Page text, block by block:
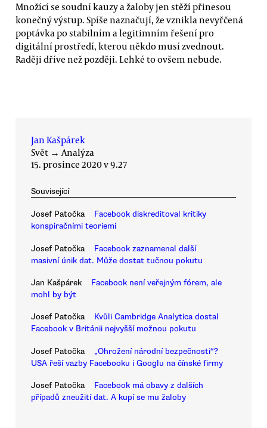
Množící se soudní kauzy a žaloby jen stěží přinesou
konečný výstup. Spíše naznačují, že vznikla nevyřčená
poptávka po stabilním a legitimním řešení pro
digitální prostředí, kterou někdo musí zvednout.
Raději dříve než později. Lehké to ovšem nebude.
Jan Kašpárek
Svět → Analýza
15. prosince 2020 v 9.27
Související
Josef Patočka
Facebook diskreditoval kritiky
konspiračními teoriemi
Josef Patočka
Facebook zaznamenal další
masivní únik dat. Může dostat tučnou pokutu
Jan Kašpárek
Facebook není veřejným fórem, ale
mohl by být
Josef Patočka
Kvůli Cambridge Analytica dostal
Facebook v Británii nejvyšší možnou pokutu
Josef Patočka
„Ohrožení národní bezpečnosti“?
USA řeší vazby Facebooku i Googlu na čínské firmy
Josef Patočka
Facebook má obavy z dalších
případů zneužití dat. A kupí se mu žaloby